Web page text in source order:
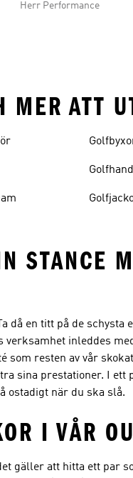
Herr Performance
MER ATT
STANCE
då en titt på de
inleddes
som resten av vår
sina prestationer. I
ostadigt när du ska slå.
I VÅR
gäller att hitta ett par